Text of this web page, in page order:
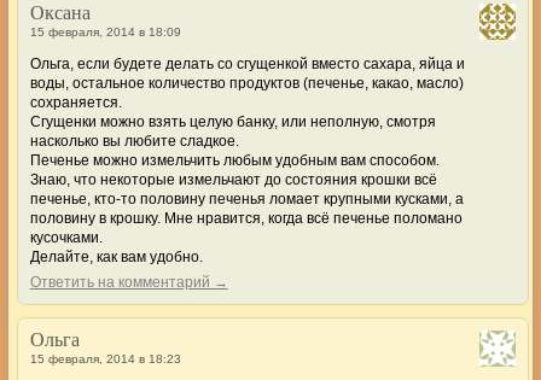
Оксана
15 февраля, 2014 в 18:09
Ольга, если будете делать со сгущенкой вместо сахара, яйца и
воды, остальное количество продуктов (печенье, какао, масло)
сохраняется.
Сгущенки можно взять целую банку, или неполную, смотря
насколько вы любите сладкое.
Печенье можно измельчить любым удобным вам способом.
Знаю, что некоторые измельчают до состояния крошки всё
печенье, кто-то половину печенья ломает крупными кусками, а
половину в крошку. Мне нравится, когда всё печенье поломано
кусочками.
Делайте, как вам удобно.
Ответить на комментарий →
Ольга
15 февраля, 2014 в 18:23